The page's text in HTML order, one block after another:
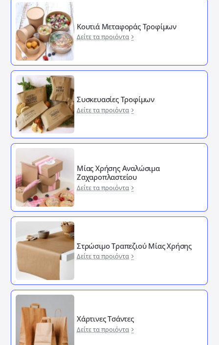
Κουτιά Μεταφοράς Τροφίμων
Δείτε τα προιόντα
Συσκευασίες Τροφίμων
Δείτε τα προιόντα
Μίας Χρήσης Αναλώσιμα
Ζαχαροπλαστείου
Δείτε τα προιόντα
Στρώσιμο Τραπεζιού Μίας Χρήσης
Δείτε τα προιόντα
Χάρτινες Τσάντες
Δείτε τα προιόντα